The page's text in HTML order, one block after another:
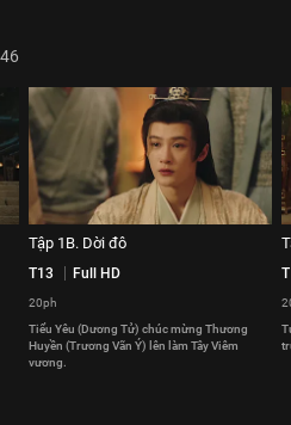
Tập 1B. Dời đô
T13 Full HD
20ph
Tiểu Yêu (Dương Tử) chúc mừng Thương
Huyền (Trương Vãn Ý) lên làm Tây Viêm
vương.